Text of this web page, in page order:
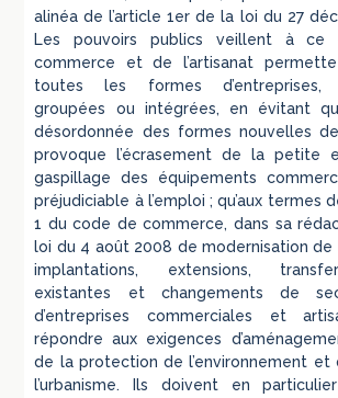
alinéa de l’article 1er de la loi du 27
Les pouvoirs publics veillent à ce
commerce et de l’artisanat permette
toutes les formes d’entreprises,
groupées ou intégrées, en évitant
désordonnée des formes nouvelles
provoque l’écrasement de la petite
gaspillage des équipements
préjudiciable à l’emploi ; qu’aux termes
1 du code de commerce, dans sa
loi du 4 août 2008 de modernisation de
implantations, extensions,
existantes et changements de
d’entreprises commerciales et
répondre aux exigences
de la protection de l’environnement
l’urbanisme. Ils doivent en